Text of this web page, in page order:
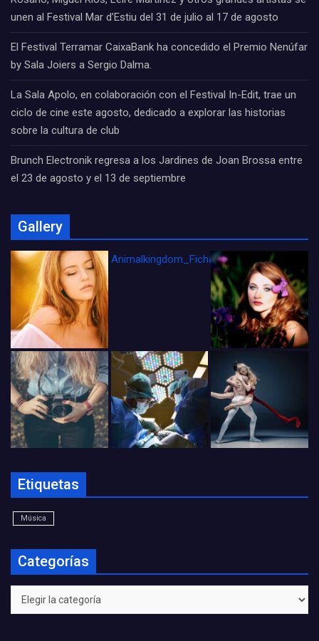
unen al Festival Mar d’Estiu del 31 de julio al 17 de agosto
El Festival Terramar CaixaBank ha concedido el Premio Nenúfar
by Sala Joiers a Sergio Dalma.
La Sala Apolo, en colaboración con el Festival In-Edit, trae un
ciclo de cine este agosto, dedicado a explorar las historias
sobre la cultura de club
Brunch Electronik regresa a los Jardines de Joan Brossa entre
el 23 de agosto y el 13 de septiembre
Gallery
Animalkingdom_FichaCine
Etiquetas
Música
Categorías
Categorías